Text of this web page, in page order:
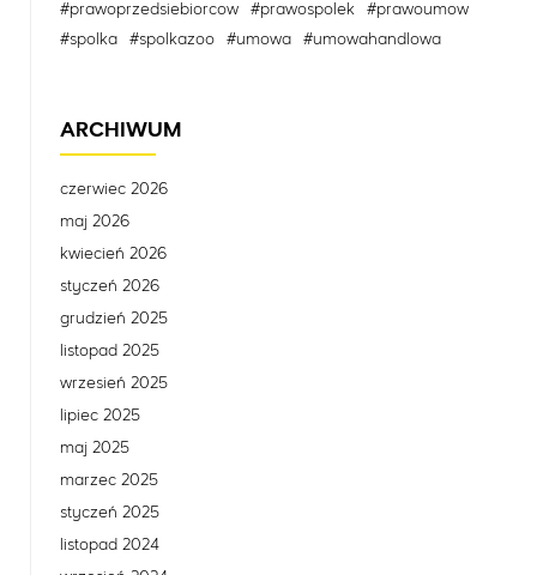
#prawoprzedsiebiorcow
#prawospolek
#prawoumow
#spolka
#spolkazoo #umowa #umowahandlowa
ARCHIWUM
czerwiec 2026
maj 2026
kwiecień 2026
styczeń 2026
grudzień 2025
listopad 2025
wrzesień 2025
lipiec 2025
maj 2025
marzec 2025
styczeń 2025
listopad 2024